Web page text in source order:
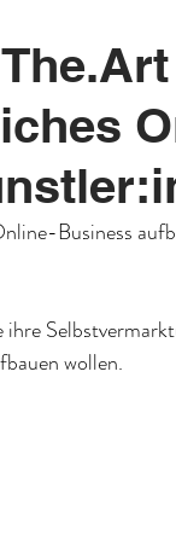
Business
wollen.